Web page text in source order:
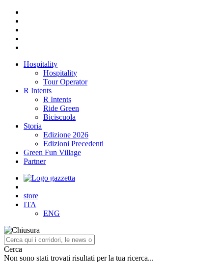
Hospitality
Hospitality
Tour Operator
R Intents
R Intents
Ride Green
Biciscuola
Storia
Edizione 2026
Edizioni Precedenti
Green Fun Village
Partner
store
ITA
ENG
Cerca
Non sono stati trovati risultati per la tua ricerca...